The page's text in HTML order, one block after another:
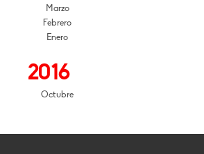
Marzo
Febrero
Enero
2016
Octubre